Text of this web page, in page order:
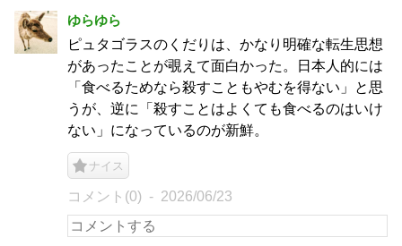
ゆらゆら
ピュタゴラスのくだりは、かなり明確な転生思想
があったことが覗えて面白かった。日本人的には
「食べるためなら殺すこともやむを得ない」と思
うが、逆に「殺すことはよくても食べるのはいけ
ない」になっているのが新鮮。
ナイス
コメント(0) 2026/06/23